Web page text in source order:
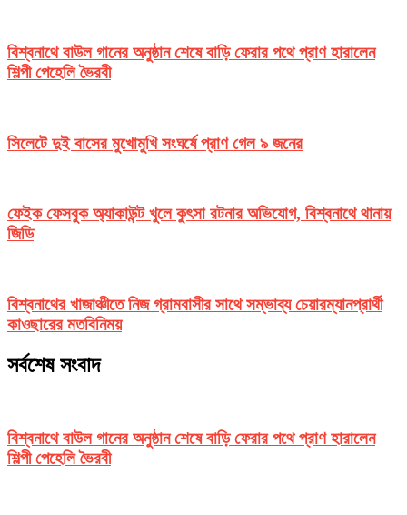
বিশ্বনাথে বাউল গানের অনুষ্ঠান শেষে বাড়ি ফেরার পথে প্রাণ হারালেন
শিল্পী পেহেলি ভৈরবী
সিলেটে দুই বাসের মুখোমুখি সংঘর্ষে প্রাণ গেল ৯ জনের
ফেইক ফেসবুক অ্যাকাউন্ট খুলে কুৎসা রটনার অভিযোগ, বিশ্বনাথে থানায়
জিডি
বিশ্বনাথের খাজাঞ্চীতে নিজ গ্রামবাসীর সাথে সম্ভাব্য চেয়ারম্যানপ্রার্থী
কাওছারের মতবিনিময়
সর্বশেষ সংবাদ
বিশ্বনাথে বাউল গানের অনুষ্ঠান শেষে বাড়ি ফেরার পথে প্রাণ হারালেন
শিল্পী পেহেলি ভৈরবী